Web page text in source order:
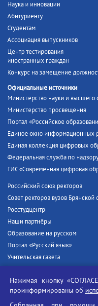
Наука и инновации
Абитуриенту
Студентам
Ассоциация выпускников
Центр тестирования
иностранных граждан
Конкурс на замещение
Официальные источники
Министерство науки и
Министерство просвещения
Портал «Российское
Единое окно информационных
Единая коллекция цифровых
Федеральная служба по
ГИС «Современная цифровая
Российский союз ректоров
Совет ректоров вузов Брянской
Росстудцентр
Наши партнёры
Образование на русском
Портал «Русский язык»
Учительская газета
Единый портал
Нажимая кнопку
проинформированы об